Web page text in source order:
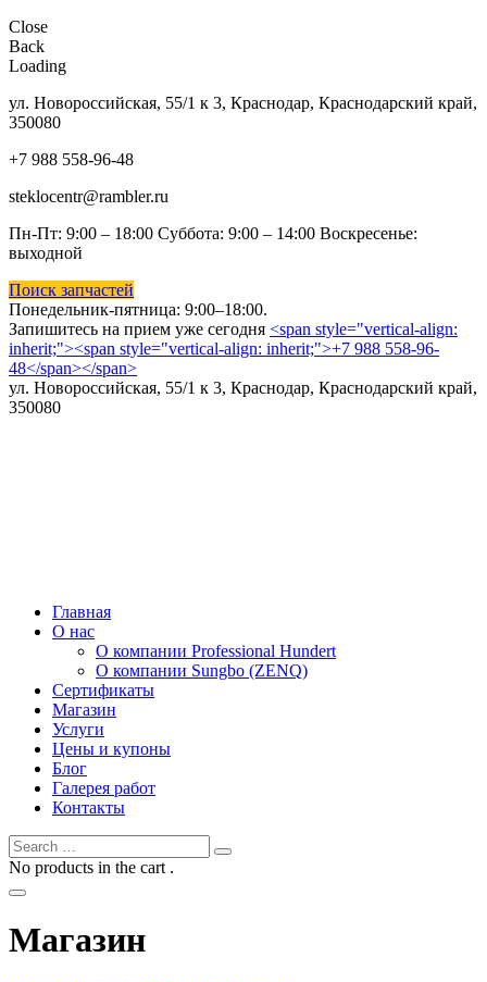
Close
Back
Loading
ул. Новороссийская, 55/1 к 3, Краснодар, Краснодарский край,
350080
+7 988 558-96-48
steklocentr@rambler.ru
Пн-Пт: 9:00 – 18:00 Суббота: 9:00 – 14:00 Воскресенье:
выходной
Поиск запчастей
Понедельник-пятница: 9:00–18:00.
Запишитесь на прием уже сегодня <span style="vertical-align:
inherit;"><span style="vertical-align: inherit;">+7 988 558-96-
48</span></span>
ул. Новороссийская, 55/1 к 3, Краснодар, Краснодарский край,
350080
Главная
О нас
О компании Professional Hundert
О компании Sungbo (ZENQ)
Сертификаты
Магазин
Услуги
Цены и купоны
Блог
Галерея работ
Контакты
No products in the cart .
Магазин